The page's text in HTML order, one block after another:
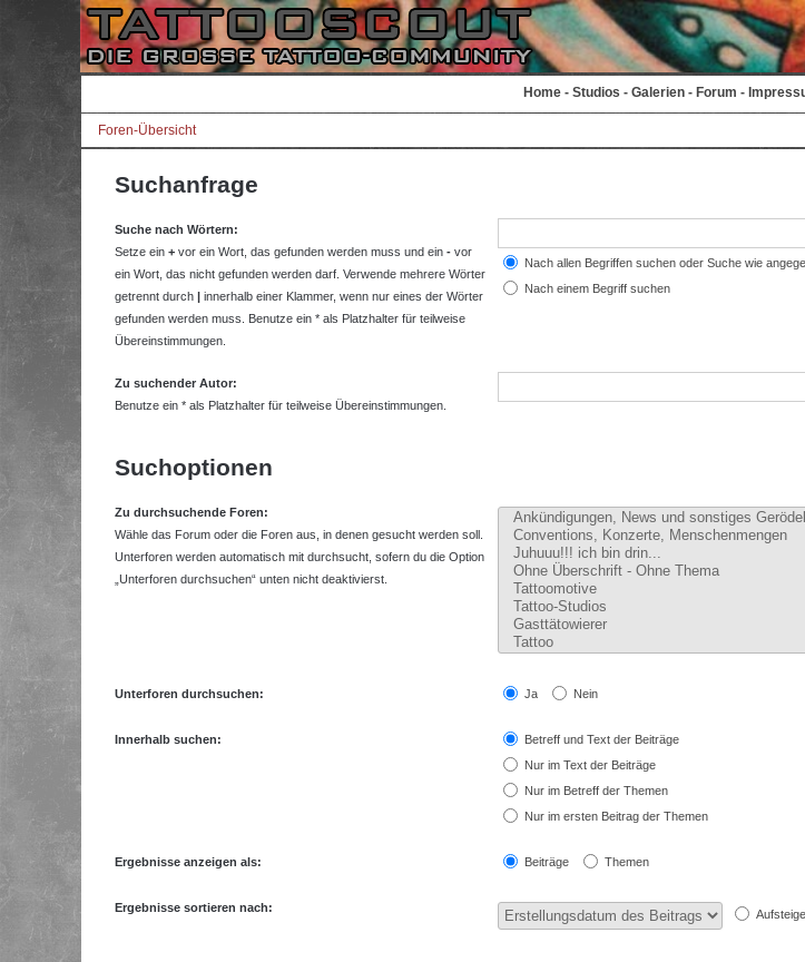
Home - Studios - Galerien - Forum -
Foren-Übersicht
Suchanfrage
Suche nach Wörtern:
Setze ein + vor ein Wort, das gefunden werden muss und ein - vor
ein Wort, das nicht gefunden werden darf. Verwende mehrere Wörter
getrennt durch | innerhalb einer Klammer, wenn nur eines der Wörter
gefunden werden muss. Benutze ein * als Platzhalter für teilweise
Übereinstimmungen.
Nach allen Begriffen suchen oder Suche wie
Nach einem Begriff suchen
Zu suchender Autor:
Benutze ein * als Platzhalter für teilweise Übereinstimmungen.
Suchoptionen
Zu durchsuchende Foren:
Wähle das Forum oder die Foren aus, in denen gesucht werden soll.
Unterforen werden automatisch mit durchsucht, sofern du die Option
„Unterforen durchsuchen“ unten nicht deaktivierst.
Unterforen durchsuchen: Ja Nein
Innerhalb suchen:
Betreff und Text der Beiträge
Nur im Text der Beiträge
Nur im Betreff der Themen
Nur im ersten Beitrag der Themen
Ergebnisse anzeigen als: Beiträge Themen
Ergebnisse sortieren nach: